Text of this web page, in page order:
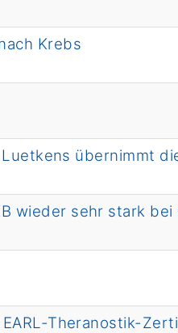
Krebs
übernimmt
wieder sehr stark
Theranostik-